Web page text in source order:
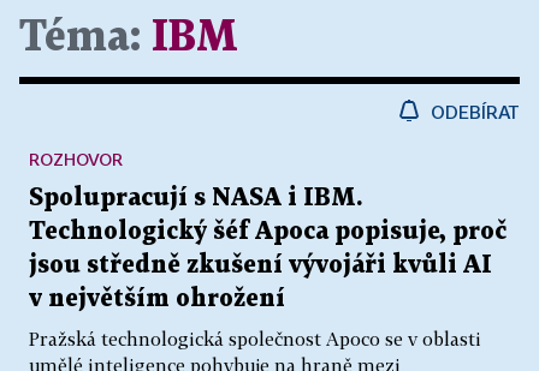
Téma: IBM
ODEBÍRAT
Spolupracují s NASA i IBM.
Technologický šéf Apoca popisuje, proč
jsou středně zkušení vývojáři kvůli AI
v největším ohrožení
Pražská technologická společnost Apoco se v oblasti
umělé inteligence pohybuje na hraně mezi
ROZHOVOR